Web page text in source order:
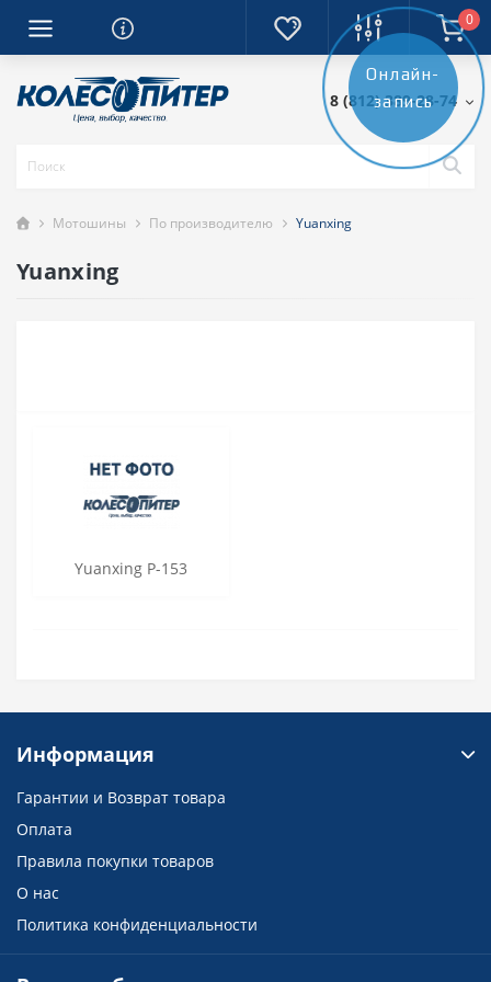
0
8 (812) 389-28-74
Мотошины По производителю Yuanxing
Yuanxing
Yuanxing P-153
Онлайн-
запись
Информация
Гарантии и Возврат товара
Оплата
Правила покупки товаров
О нас
Политика конфиденциальности